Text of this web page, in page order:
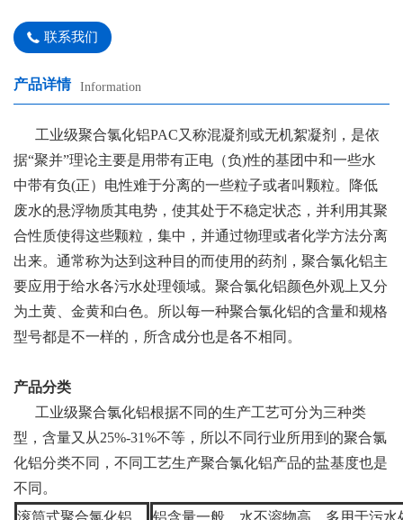
联系我们
产品详情 Information
工业级聚合氯化铝PAC又称混凝剂或无机絮凝剂，是依
据“聚并”理论主要是用带有正电（负)性的基团中和一些水
中带有负(正）电性难于分离的一些粒子或者叫颗粒。降低
废水的悬浮物质其电势，使其处于不稳定状态，并利用其聚
合性质使得这些颗粒，集中，并通过物理或者化学方法分离
出来。通常称为达到这种目的而使用的药剂，聚合氯化铝主
要应用于给水各污水处理领域。聚合氯化铝颜色外观上又分
为土黄、金黄和白色。所以每一种聚合氯化铝的含量和规格
型号都是不一样的，所含成分也是各不相同。
产品分类
工业级聚合氯化铝根据不同的生产工艺可分为三种类
型，含量又从25%-31%不等，所以不同行业所用到的聚合氯
化铝分类不同，不同工艺生产聚合氯化铝产品的盐基度也是
不同。